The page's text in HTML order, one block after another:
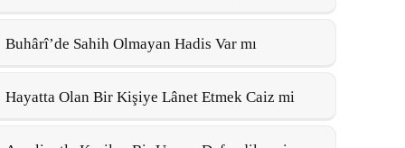
Buhârî’de Sahih Olmayan Hadis Var mı
Hayatta Olan Bir Kişiye Lânet Etmek Caiz mi